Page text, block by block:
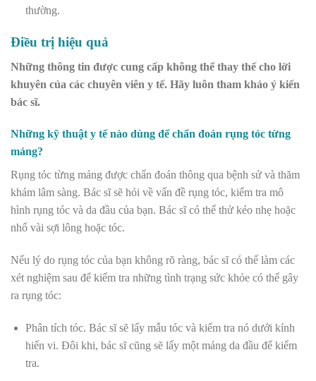
thường.
Điều trị hiệu quả
Những thông tin được cung cấp không thể thay thế cho lời
khuyên của các chuyên viên y tế. Hãy luôn tham khảo ý kiến
bác sĩ.
Những kỹ thuật y tế nào dùng để chẩn đoán rụng tóc từng
mảng?
Rụng tóc từng mảng được chẩn đoán thông qua bệnh sử và thăm
khám lâm sàng. Bác sĩ sẽ hỏi về vấn đề rụng tóc, kiểm tra mô
hình rụng tóc và da đầu của bạn. Bác sĩ có thể thử kéo nhẹ hoặc
nhổ vài sợi lông hoặc tóc.
Nếu lý do rụng tóc của bạn không rõ ràng, bác sĩ có thể làm các
xét nghiệm sau để kiểm tra những tình trạng sức khỏe có thể gây
ra rụng tóc:
Phân tích tóc. Bác sĩ sẽ lấy mẫu tóc và kiểm tra nó dưới kính
hiển vi. Đôi khi, bác sĩ cũng sẽ lấy một mảng da đầu để kiểm
tra.